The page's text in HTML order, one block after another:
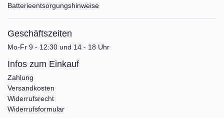
Batterieentsorgungshinweise
Geschäftszeiten
Mo-Fr 9 - 12:30 und 14 - 18 Uhr
Infos zum Einkauf
Zahlung
Versandkosten
Widerrufsrecht
Widerrufsformular